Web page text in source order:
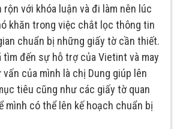
với khóa luận và đi làm nên lúc
khăn trong việc chắt lọc thông tin
chuẩn bị những giấy tờ cần thiết.
tìm đến sự hỗ trợ của Vietint và may
của mình là chị Dung giúp lên
tiêu cũng như các giấy tờ quan
mình có thể lên kế hoạch chuẩn bị